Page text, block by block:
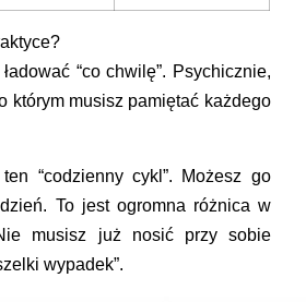
“co chwilę”. Psychicznie,
którym musisz pamiętać każdego
“codzienny cykl”. Możesz go
To jest ogromna różnica w
musisz już nosić przy sobie
wypadek”.